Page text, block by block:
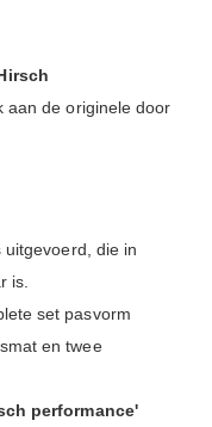
aan de originele door
die in
is.
set pasvorm
en twee
performance'